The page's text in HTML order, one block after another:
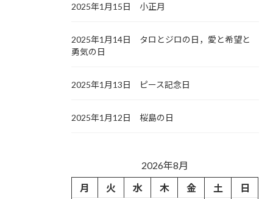
2025年1月15日 小正月
2025年1月14日 タロとジロの日，愛と希望と
勇気の日
2025年1月13日 ピース記念日
2025年1月12日 桜島の日
2026年8月
月
火 水 木 金 土
日